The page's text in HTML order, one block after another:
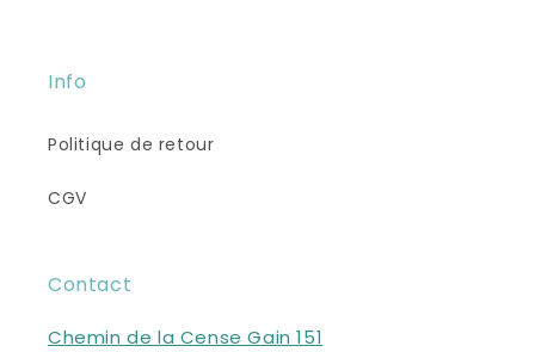
Info
Politique de retour
CGV
Contact
Chemin de la Cense Gain 151